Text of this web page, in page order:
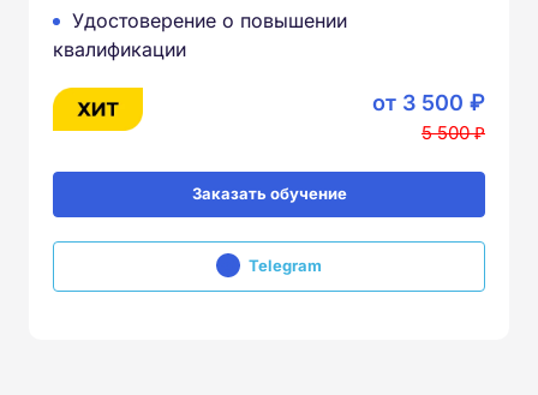
Удостоверение о повышении
квалификации
от 3 500 ₽
5 500 ₽
Заказать обучение
Telegram